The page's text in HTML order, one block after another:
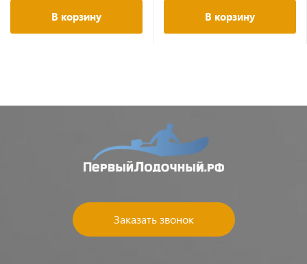
В корзину В корзину
Заказать звонок